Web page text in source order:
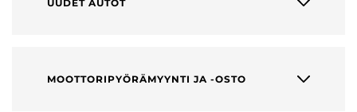
UUDET AUTOT
MOOTTORIPYÖRÄMYYNTI JA -OSTO